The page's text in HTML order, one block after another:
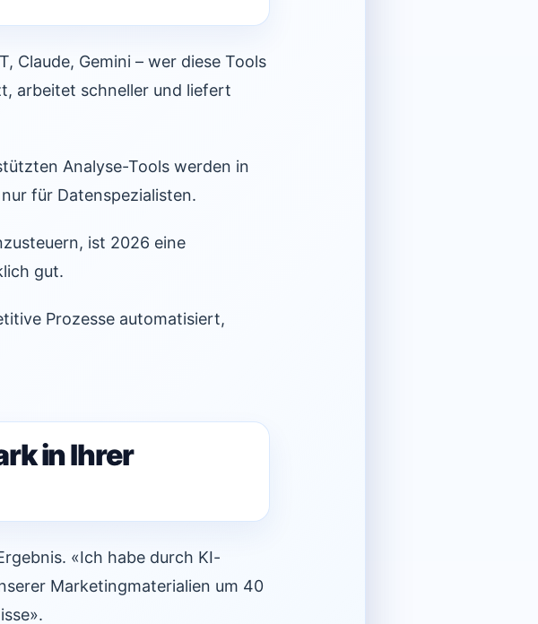
Claude, Gemini – wer diese Tools
arbeitet schneller und liefert
Analyse-Tools werden in
für Datenspezialisten.
ist 2026 eine
gut.
Prozesse automatisiert,
in Ihrer
«Ich habe durch KI-
Marketingmaterialien um 40